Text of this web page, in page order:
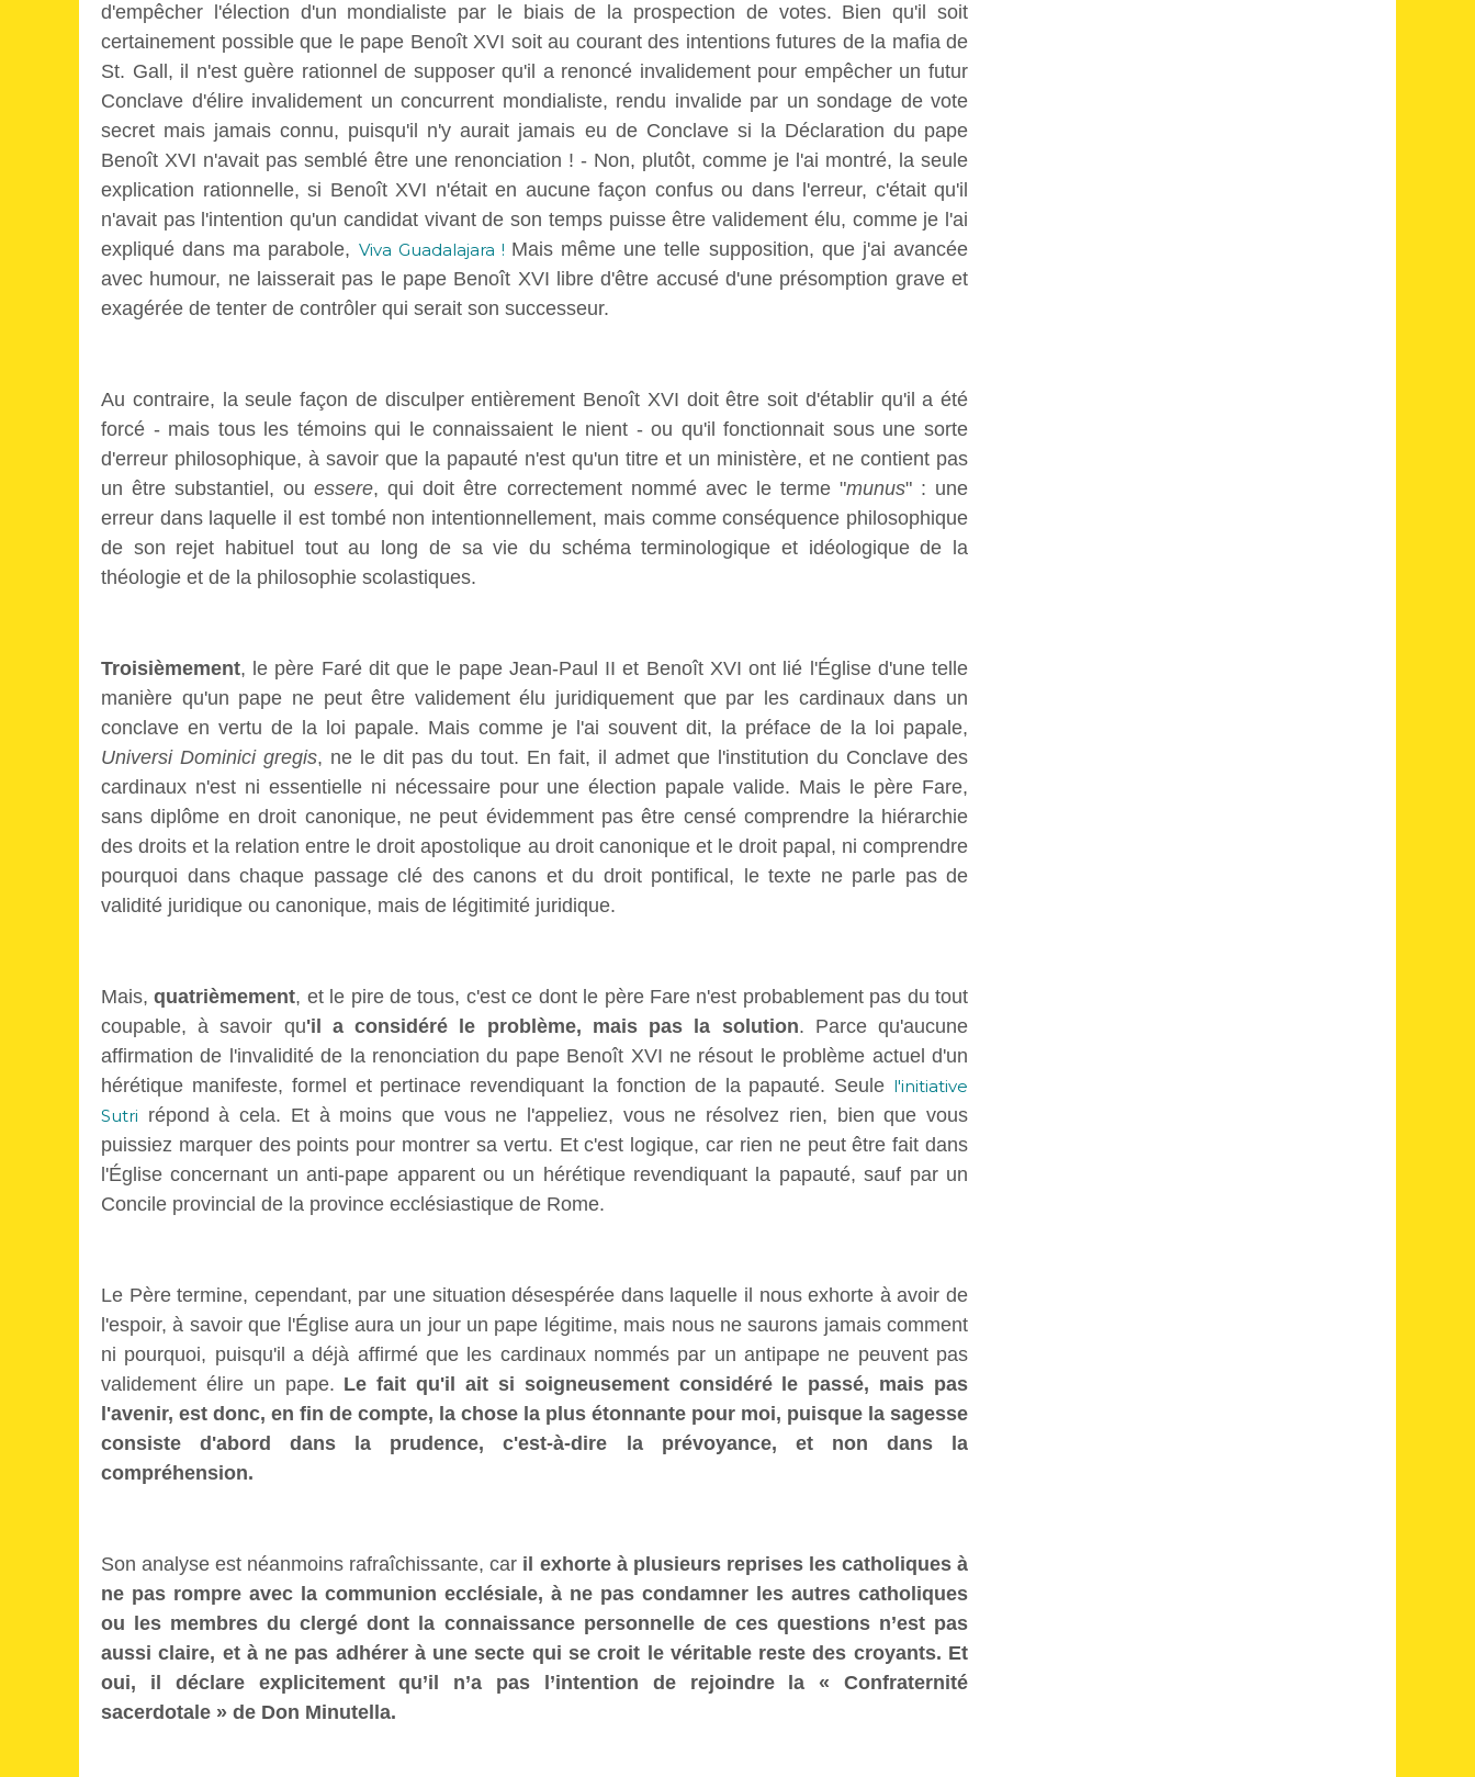
d'empêcher l'élection d'un mondialiste par le biais de la prospection de votes. Bien qu'il soit
certainement possible que le pape Benoît XVI soit au courant des intentions futures de la mafia de
St. Gall, il n'est guère rationnel de supposer qu'il a renoncé invalidement pour empêcher un futur
Conclave d'élire invalidement un concurrent mondialiste, rendu invalide par un sondage de vote
secret mais jamais connu, puisqu'il n'y aurait jamais eu de Conclave si la Déclaration du pape
Benoît XVI n'avait pas semblé être une renonciation ! - Non, plutôt, comme je l'ai montré, la seule
explication rationnelle, si Benoît XVI n'était en aucune façon confus ou dans l'erreur, c'était qu'il
n'avait pas l'intention qu'un candidat vivant de son temps puisse être validement élu, comme je l'ai
expliqué dans ma parabole, Viva Guadalajara ! Mais même une telle supposition, que j'ai avancée
avec humour, ne laisserait pas le pape Benoît XVI libre d'être accusé d'une présomption grave et
exagérée de tenter de contrôler qui serait son successeur.
Au contraire, la seule façon de disculper entièrement Benoît XVI doit être soit d'établir qu'il a été
forcé - mais tous les témoins qui le connaissaient le nient - ou qu'il fonctionnait sous une sorte
d'erreur philosophique, à savoir que la papauté n'est qu'un titre et un ministère, et ne contient pas
un être substantiel, ouessere, qui doit être correctement nommé avec le terme "munus" : une
erreur dans laquelle il est tombé non intentionnellement, mais comme conséquence philosophique
de son rejet habituel tout au long de sa vie du schéma terminologique et idéologique de la
théologie et de la philosophie scolastiques.
Troisièmement, le père Faré dit que le pape Jean-Paul II et Benoît XVI ont lié l'Église d'une telle
manière qu'un pape ne peut être validement élu juridiquement que par les cardinaux dans un
conclave en vertu de la loi papale. Mais comme je l'ai souvent dit, la préface de la loi papale,
Universi Dominici gregis, ne le dit pas du tout. En fait, il admet que l'institution du Conclave des
cardinaux n'est ni essentielle ni nécessaire pour une élection papale valide. Mais le père Fare,
sans diplôme en droit canonique, ne peut évidemment pas être censé comprendre la hiérarchie
des droits et la relation entre le droit apostolique au droit canonique et le droit papal, ni comprendre
pourquoi dans chaque passage clé des canons et du droit pontifical, le texte ne parle pas de
validité juridique ou canonique, mais de légitimité juridique.
Mais,quatrièmement, et le pire de tous, c'est ce dont le père Fare n'est probablement pas du tout
coupable, à savoir qu'il a considéré le problème, mais pas la solution. Parce qu'aucune
affirmation de l'invalidité de la renonciation du pape Benoît XVI ne résout le problème actuel d'un
hérétique manifeste, formel et pertinace revendiquant la fonction de la papauté. Seule l'initiative
Sutri répond à cela. Et à moins que vous ne l'appeliez, vous ne résolvez rien, bien que vous
puissiez marquer des points pour montrer sa vertu. Et c'est logique, car rien ne peut être fait dans
l'Église concernant un anti-pape apparent ou un hérétique revendiquant la papauté, sauf par un
Concile provincial de la province ecclésiastique de Rome.
Le Père termine, cependant, par une situation désespérée dans laquelle il nous exhorte à avoir de
l'espoir, à savoir que l'Église aura un jour un pape légitime, mais nous ne saurons jamais comment
ni pourquoi, puisqu'il a déjà affirmé que les cardinaux nommés par un antipape ne peuvent pas
validement élire un pape. Le fait qu'il ait si soigneusement considéré le passé, mais pas
l'avenir, est donc, en fin de compte, la chose la plus étonnante pour moi, puisque la sagesse
consiste d'abord dans la prudence, c'est-à-dire la prévoyance, et non dans la
compréhension.
Son analyse est néanmoins rafraîchissante, car il exhorte à plusieurs reprises les catholiques à
ne pas rompre avec la communion ecclésiale, à ne pas condamner les autres catholiques
ou les membres du clergé dont la connaissance personnelle de ces questions n’est pas
aussi claire, et à ne pas adhérer à une secte qui se croit le véritable reste des croyants. Et
oui, il déclare explicitement qu’il n’a pas l’intention de rejoindre la « Confraternité
sacerdotale » de Don Minutella.